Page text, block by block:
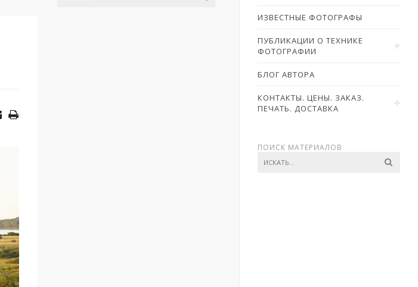
ИЗВЕСТНЫЕ ФОТОГРАФЫ
ПУБЛИКАЦИИ О ТЕХНИКЕ
ФОТОГРАФИИ
БЛОГ АВТОРА
КОНТАКТЫ. ЦЕНЫ. ЗАКАЗ.
ПЕЧАТЬ. ДОСТАВКА
ПОИСК МАТЕРИАЛОВ